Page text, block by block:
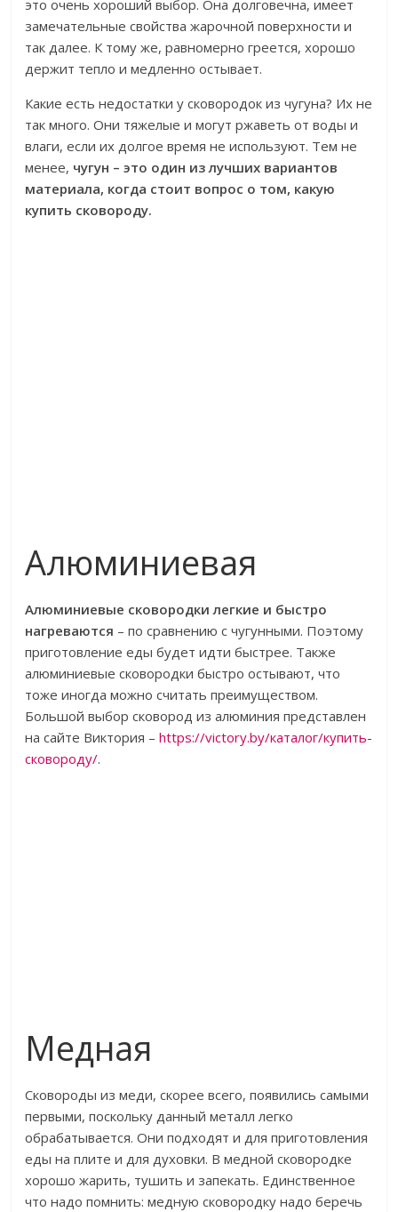
это очень хороший выбор. Она долговечна, имеет
замечательные свойства жарочной поверхности и
так далее. К тому же, равномерно греется, хорошо
держит тепло и медленно остывает.
Какие есть недостатки у сковородок из чугуна? Их не
так много. Они тяжелые и могут ржаветь от воды и
влаги, если их долгое время не используют. Тем не
менее, чугун – это один из лучших вариантов
материала, когда стоит вопрос о том, какую
купить сковороду.
Алюминиевая
Алюминиевые сковородки легкие и быстро
нагреваются – по сравнению с чугунными. Поэтому
приготовление еды будет идти быстрее. Также
алюминиевые сковородки быстро остывают, что
тоже иногда можно считать преимуществом.
Большой выбор сковород из алюминия представлен
на сайте Виктория –https://victory.by/каталог/купить-
сковороду/.
Медная
Сковороды из меди, скорее всего, появились самыми
первыми, поскольку данный металл легко
обрабатывается. Они подходят и для приготовления
еды на плите и для духовки. В медной сковородке
хорошо жарить, тушить и запекать. Единственное
что надо помнить: медную сковородку надо беречь